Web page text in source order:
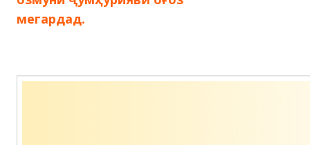
записям
мегардад.
Содержимое